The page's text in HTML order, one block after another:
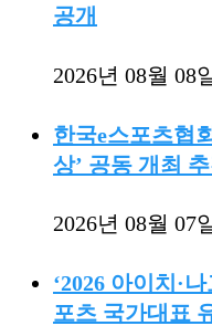
공개
2026년 08월 08
한국e스포츠협
상’ 공동 개최
2026년 08월 07
‘2026 아이치·
포츠 국가대표